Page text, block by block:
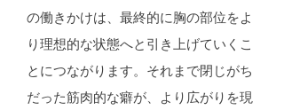
の働きかけは、最終的に胸の部位をよ
り理想的な状態へと引き上げていくこ
とにつながります。それまで閉じがち
だった筋肉的な癖が、より広がりを現